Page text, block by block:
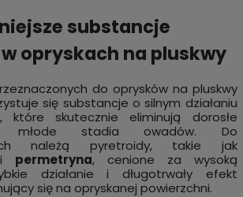
substancje
opryskach na pluskwy
do oprysków na pluskwy
się substancje o silnym działaniu
które skutecznie eliminują dorosłe
młode stadia owadów. Do
należą pyretroidy, takie jak
permetryna, cenione za wysoką
działanie i długotrwały efekt
się na opryskanej powierzchni.